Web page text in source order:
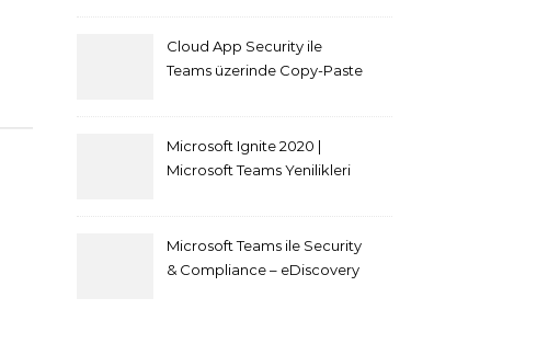
Cloud App Security ile
Teams üzerinde Copy-Paste
Microsoft Ignite 2020 |
Microsoft Teams Yenilikleri
Microsoft Teams ile Security
& Compliance – eDiscovery